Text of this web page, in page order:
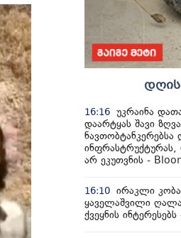
16:16 უკრაინა
დაარტყას შავი
ნავთობტანკერებსა
არ ეკუთვნის -
16:10 ირაკლი
ყაველაშვილი
ქვეყნის